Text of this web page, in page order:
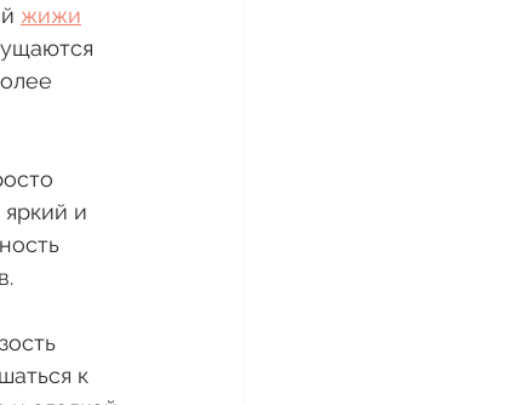
жижи
и
к